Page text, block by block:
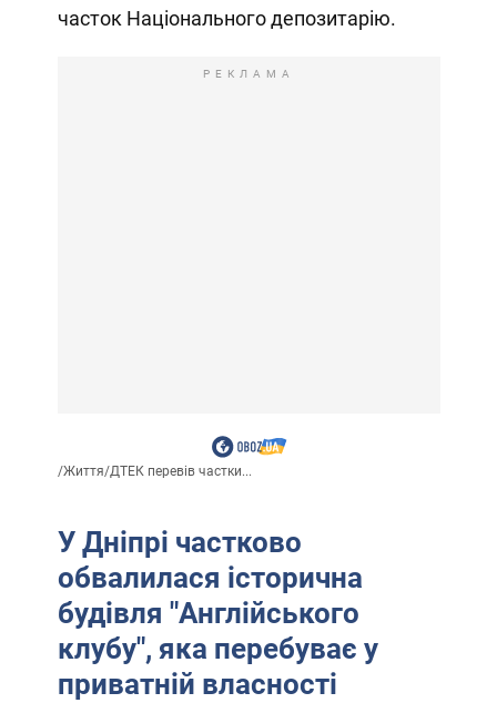
часток Національного депозитарію.
РЕКЛАМА
/Життя/ДТЕК перевів частки...
У Дніпрі частково
обвалилася історична
будівля "Англійського
клубу", яка перебуває у
приватній власності